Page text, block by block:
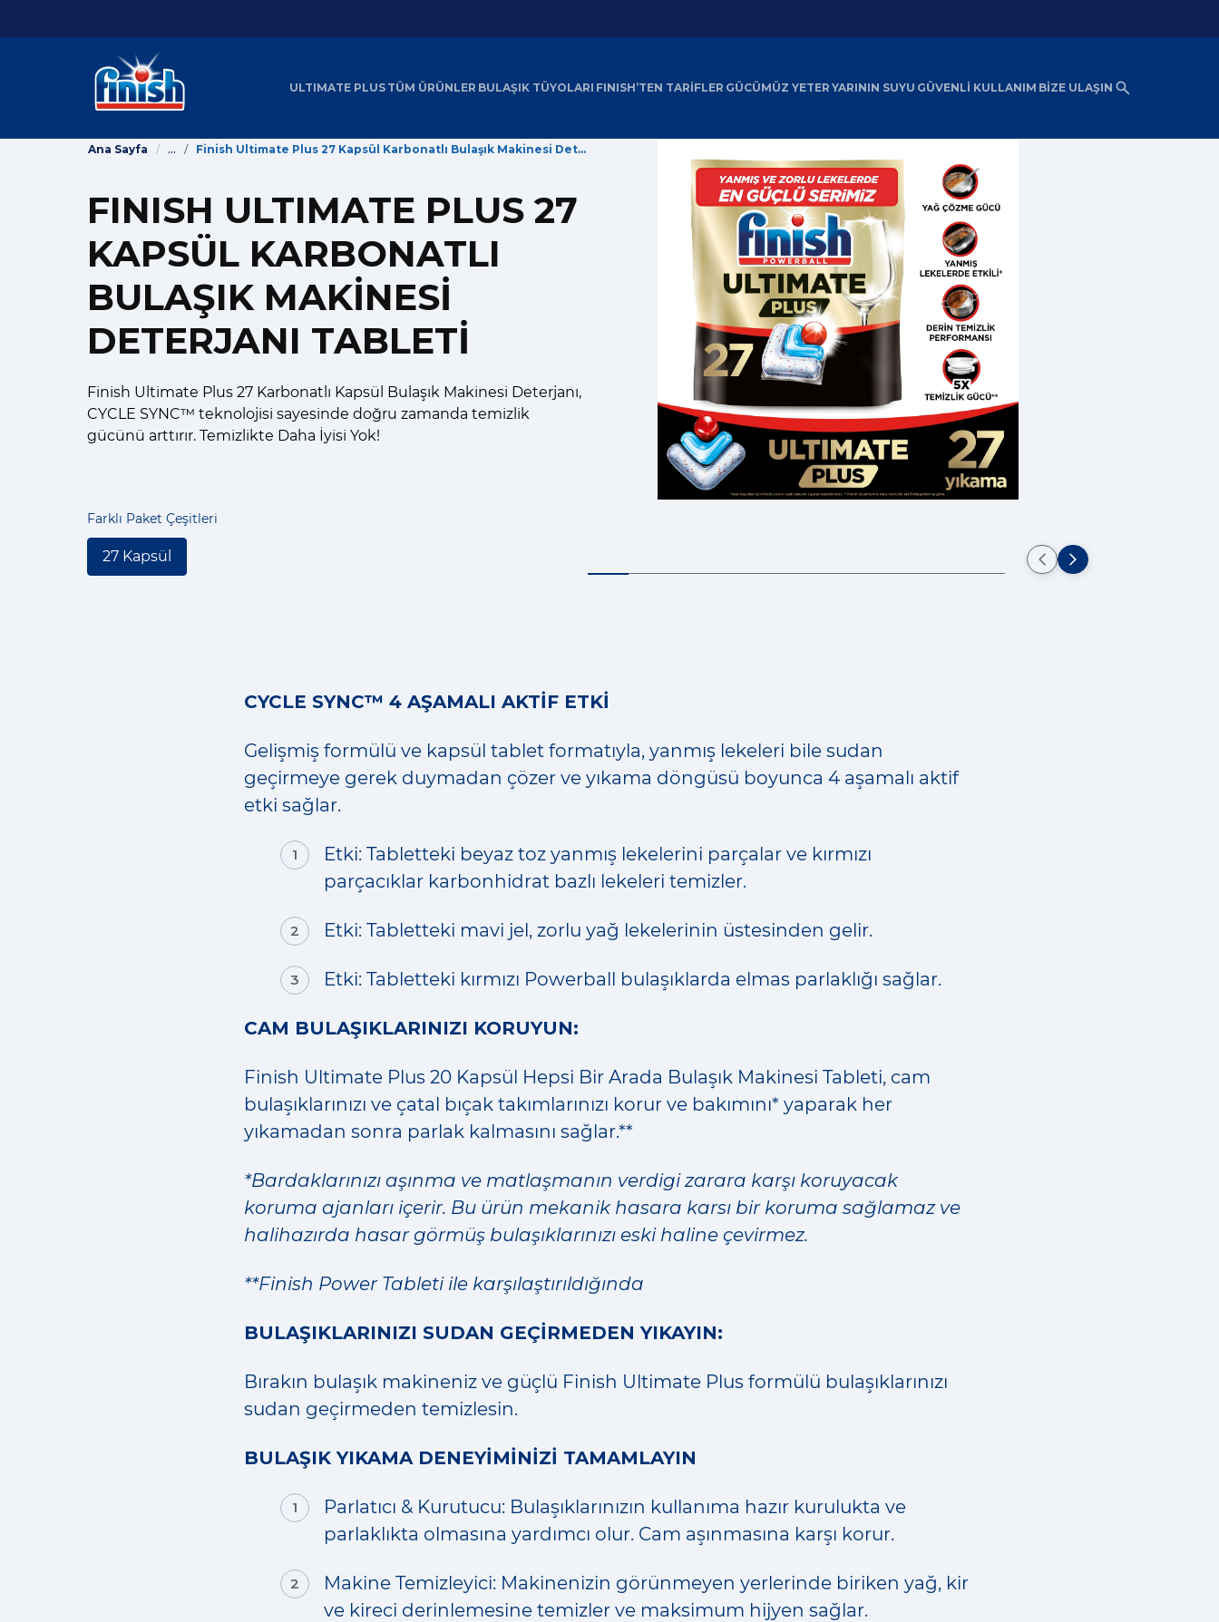
ULTIMATE PLUS TÜM ÜRÜNLER BULAŞIK TÜYOLARI FINISH’TEN TARİFLER GÜCÜMÜZ YETER YARININ SUYU GÜVENLİ KULLANIM BİZE ULAŞIN
Ana Sayfa ... Finish Ultimate Plus 27 Kapsül Karbonatlı Bulaşık Makinesi Deterjanı Tableti
FINISH ULTIMATE PLUS 27
KAPSÜL KARBONATLI
BULAŞIK MAKINESI
DETERJANI TABLETI
Finish Ultimate Plus 27 Karbonatlı Kapsül Bulaşık Makinesi Deterjanı,
CYCLE SYNC™ teknolojisi sayesinde doğru zamanda temizlik
gücünü arttırır. Temizlikte Daha İyisi Yok!
Farklı Paket Çeşitleri
27 Kapsül
CYCLE SYNC™ 4 AŞAMALI AKTİF ETKİ
Gelişmiş formülü ve kapsül tablet formatıyla, yanmış lekeleri bile sudan
geçirmeye gerek duymadan çözer ve yıkama döngüsü boyunca 4 aşamalı aktif
etki sağlar.
Etki: Tabletteki beyaz toz yanmış lekelerini parçalar ve kırmızı
parçacıklar karbonhidrat bazlı lekeleri temizler.
Etki: Tabletteki mavi jel, zorlu yağ lekelerinin üstesinden gelir.
Etki: Tabletteki kırmızı Powerball bulaşıklarda elmas parlaklığı sağlar.
CAM BULAŞIKLARINIZI KORUYUN:
Finish Ultimate Plus 20 Kapsül Hepsi Bir Arada Bulaşık Makinesi Tableti, cam
bulaşıklarınızı ve çatal bıçak takımlarınızı korur ve bakımını* yaparak her
yıkamadan sonra parlak kalmasını sağlar.**
*Bardaklarınızı aşınma ve matlaşmanın verdigi zarara karşı koruyacak
koruma ajanları içerir. Bu ürün mekanik hasara karsı bir koruma sağlamaz ve
halihazırda hasar görmüş bulaşıklarınızı eski haline çevirmez.
**Finish Power Tableti ile karşılaştırıldığında
BULAŞIKLARINIZI SUDAN GEÇİRMEDEN YIKAYIN:
Bırakın bulaşık makineniz ve güçlü Finish Ultimate Plus formülü bulaşıklarınızı
sudan geçirmeden temizlesin.
BULAŞIK YIKAMA DENEYİMİNİZİ TAMAMLAYIN
Parlatıcı & Kurutucu: Bulaşıklarınızın kullanıma hazır kurulukta ve
parlaklıkta olmasına yardımcı olur. Cam aşınmasına karşı korur.
Makine Temizleyici: Makinenizin görünmeyen yerlerinde biriken yağ, kir
ve kireci derinlemesine temizler ve maksimum hijyen sağlar.